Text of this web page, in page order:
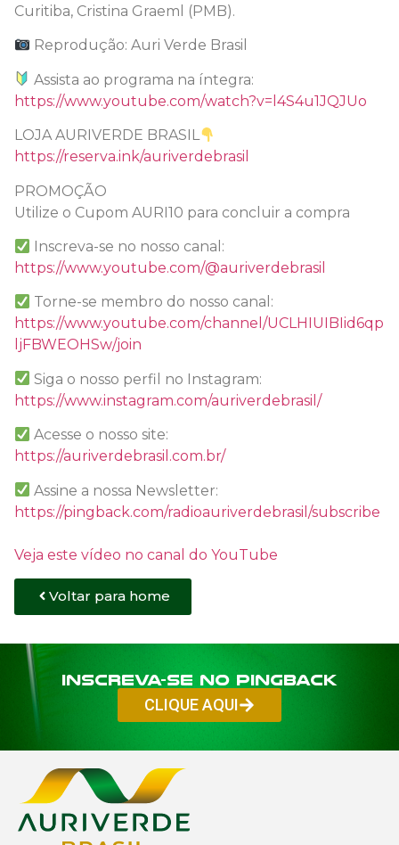
Curitiba, Cristina Graeml (PMB).
Reprodução: Auri Verde Brasil
Assista ao programa na íntegra:
https://www.youtube.com/watch?v=l4S4u1JQJUo
LOJA AURIVERDE BRASIL
https://reserva.ink/auriverdebrasil
PROMOÇÃO
Utilize o Cupom AURI10 para concluir a compra
Inscreva-se no nosso canal:
https://www.youtube.com/@auriverdebrasil
Torne-se membro do nosso canal:
https://www.youtube.com/channel/UCLHIUIBIid6qp
ljFBWEOHSw/join
Siga o nosso perfil no Instagram:
https://www.instagram.com/auriverdebrasil/
Acesse o nosso site:
https://auriverdebrasil.com.br/
Assine a nossa Newsletter:
https://pingback.com/radioauriverdebrasil/subscribe
Veja este vídeo no canal do YouTube
Voltar para home
Inscreva-se no PINGBACK
CLIQUE AQUI